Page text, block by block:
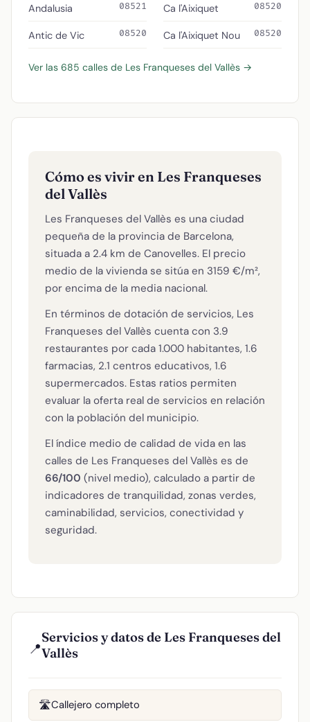
Andalusia 08521
Antic de Vic 08520
Ca l'Aixiquet 08520
Ca l'Aixiquet Nou 08520
Ver las 685 calles de Les Franqueses del Vallès →
Cómo es vivir en Les Franqueses
del Vallès
Les Franqueses del Vallès es una ciudad
pequeña de la provincia de Barcelona,
situada a 2.4 km de Canovelles. El precio
medio de la vivienda se sitúa en 3159 €/m²,
por encima de la media nacional.
En términos de dotación de servicios, Les
Franqueses del Vallès cuenta con 3.9
restaurantes por cada 1.000 habitantes, 1.6
farmacias, 2.1 centros educativos, 1.6
supermercados. Estas ratios permiten
evaluar la oferta real de servicios en relación
con la población del municipio.
El índice medio de calidad de vida en las
calles de Les Franqueses del Vallès es de
66/100 (nivel medio), calculado a partir de
indicadores de tranquilidad, zonas verdes,
caminabilidad, servicios, conectividad y
seguridad.
📍
Servicios y datos de Les Franqueses del
Vallès
🛣️Callejero completo